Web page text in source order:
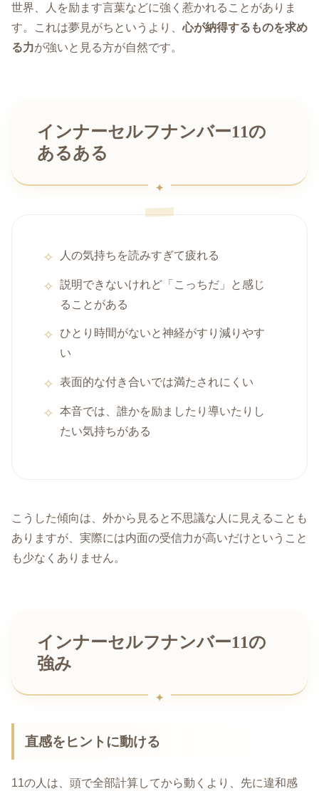
世界、人を励ます言葉などに強く惹かれることがありま
す。これは夢見がちというより、心が納得するものを求め
る力が強いと見る方が自然です。
インナーセルフナンバー11の
あるある
人の気持ちを読みすぎて疲れる
説明できないけれど「こっちだ」と感じ
ることがある
ひとり時間がないと神経がすり減りやす
い
表面的な付き合いでは満たされにくい
本音では、誰かを励ましたり導いたりし
たい気持ちがある
こうした傾向は、外から見ると不思議な人に見えることも
ありますが、実際には内面の受信力が高いだけということ
も少なくありません。
インナーセルフナンバー11の
強み
直感をヒントに動ける
11の人は、頭で全部計算してから動くより、先に違和感